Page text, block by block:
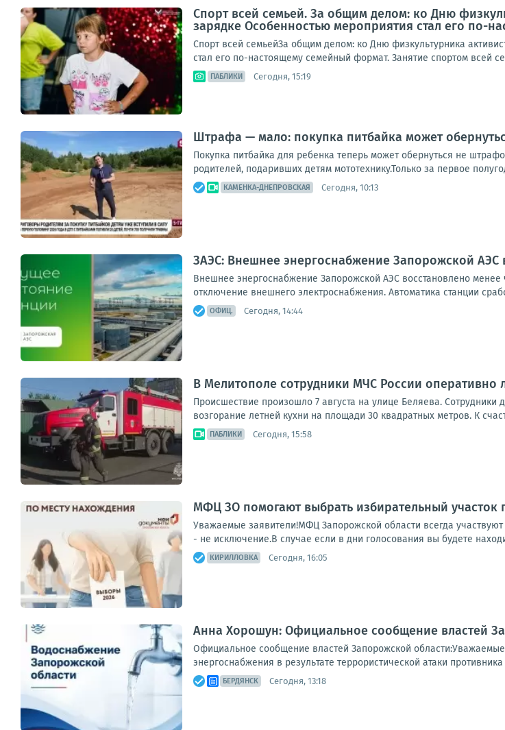
Спорт всей семьей. За общим делом: ко Дню
зарядке Особенностью мероприятия стал его по-
Спорт всей семьейЗа общим делом: ко Дню физкультурника
стал его по-настоящему семейный формат. Занятие спортом всей
ПАБЛИКИ Сегодня, 15:19
Штрафа — мало: покупка питбайка может
Покупка питбайка для ребенка теперь может обернуться не
родителей, подаривших детям мототехнику.Только за первое
КАМЕНКА-ДНЕПРОВСКАЯ Сегодня, 10:13
ЗАЭС: Внешнее энергоснабжение Запорожской АЭС
Внешнее энергоснабжение Запорожской АЭС восстановлено
отключение внешнего электроснабжения. Автоматика станции
ОФИЦ. Сегодня, 14:44
В Мелитополе сотрудники МЧС России оперативно
Происшествие произошло 7 августа на улице Беляева.
возгорание летней кухни на площади 30 квадратных метров. К
ПАБЛИКИ Сегодня, 15:58
МФЦ ЗО помогают выбрать избирательный участок
Уважаемые заявители!МФЦ Запорожской области всегда
- не исключение.В случае если в дни голосования вы будете
КИРИЛЛОВКА Сегодня, 16:05
Анна Хорошун: Официальное сообщение властей
Официальное сообщение властей Запорожской
энергоснабжения в результате террористической атаки
БЕРДЯНСК Сегодня, 13:18